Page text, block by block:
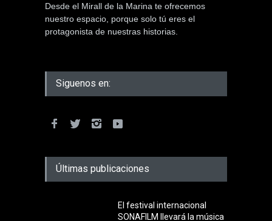
Desde el Mirall de la Marina te ofrecemos
nuestro espacio, porque solo tú eres el
protagonista de nuestras historias.
Siguenos en:
Últimas publicaciones
El festival internacional
SONAFILM llevará la música